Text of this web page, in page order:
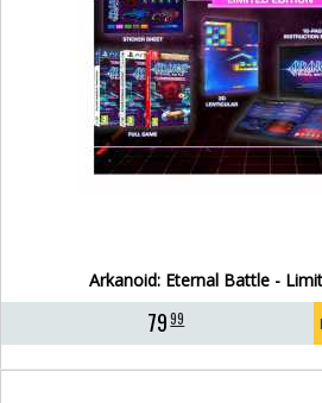
Arkanoid: Eternal Battle -
7999